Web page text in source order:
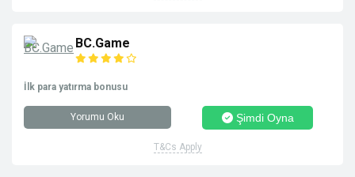
BC.Game
İlk para yatırma bonusu
Yorumu Oku Şimdi Oyna
T&Cs Apply